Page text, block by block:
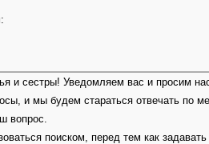
и сестры! Уведомляем вас и просим
и мы будем стараться отвечать по
вопрос.
поиском, перед тем как